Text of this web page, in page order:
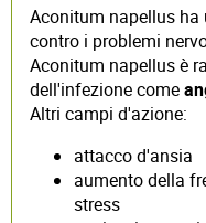
Aconitum napellus
contro i problemi
Aconitum napellus è
dell'infezione come
Altri campi d'azione:
attacco d'ansia
aumento della
stress